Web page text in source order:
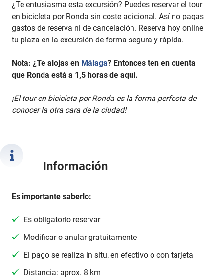
¿Te entusiasma esta excursión? Puedes reservar el tour
en bicicleta por Ronda sin coste adicional. Así no pagas
gastos de reserva ni de cancelación. Reserva hoy online
tu plaza en la excursión de forma segura y rápida.
Nota: ¿Te alojas en Málaga? Entonces ten en cuenta
que Ronda está a 1,5 horas de aquí.
¡El tour en bicicleta por Ronda es la forma perfecta de
conocer la otra cara de la ciudad!
Información
Es importante saberlo:
Es obligatorio reservar
Modificar o anular gratuitamente
El pago se realiza in situ, en efectivo o con tarjeta
Distancia: aprox. 8 km